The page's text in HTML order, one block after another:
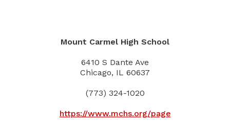
Mount Carmel High School
6410 S Dante Ave
Chicago, IL 60637
(773) 324-1020
https://www.mchs.org/page